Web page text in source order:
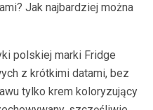
Jak najbardziej można
polskiej marki Fridge
z krótkimi datami, bez
tylko krem koloryzujący